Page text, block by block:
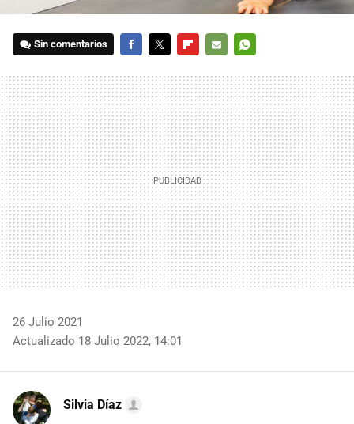
Sin comentarios
MAIL
26 Julio 2021
Actualizado 18 Julio 2022, 14:01
Silvia Díaz